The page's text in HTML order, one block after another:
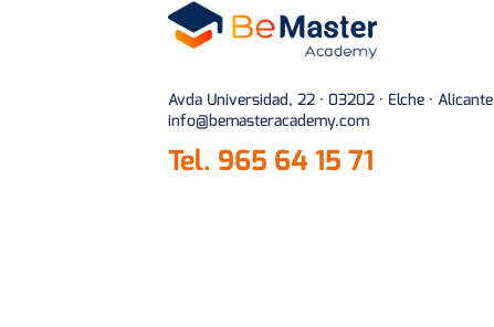
Avda Universidad, 22 · 03202 · Elche · Alicante
info@bemasteracademy.com
Tel. 965 64 15 71